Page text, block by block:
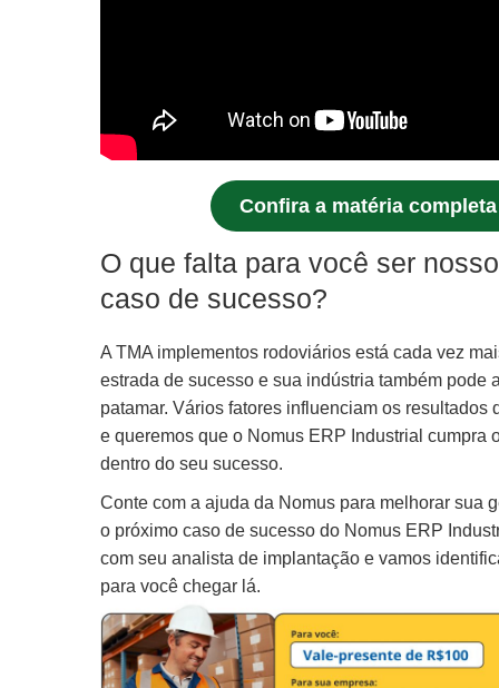
Confira a matéria completa
O que falta para você ser
caso de sucesso?
A TMA implementos rodoviários está cada vez
estrada de sucesso e sua indústria também pode
patamar. Vários fatores influenciam os resultados
e queremos que o Nomus ERP Industrial cumpra
dentro do seu sucesso.
Conte com a ajuda da Nomus para melhorar sua
o próximo caso de sucesso do Nomus ERP
com seu analista de implantação e vamos
para você chegar lá.